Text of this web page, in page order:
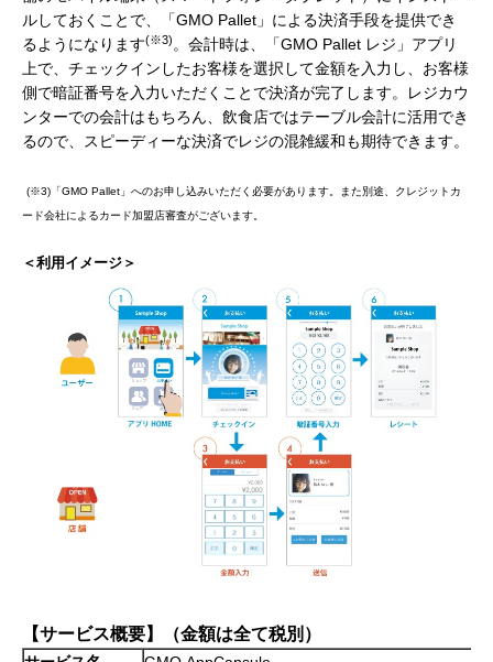
ルしておくことで、「GMO Pallet」による決済手段を提供でき
るようになります(※3)。会計時は、「GMO Pallet レジ」アプリ
上で、チェックインしたお客様を選択して金額を入力し、お客様
側で暗証番号を入力いただくことで決済が完了します。レジカウ
ンターでの会計はもちろん、飲食店ではテーブル会計に活用でき
るので、スピーディーな決済でレジの混雑緩和も期待できます。
(※3)「GMO Pallet」へのお申し込みいただく必要があります。また別途、クレジットカ
ード会社によるカード加盟店審査がございます。
＜利用イメージ＞
【サービス概要】（金額は全て税別）